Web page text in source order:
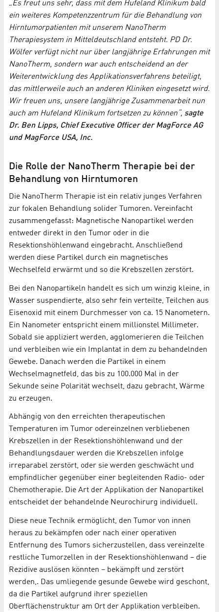
„Es freut uns sehr, dass mit dem Hufeland Klinikum bald
ein weiteres Kompetenzzentrum für die Behandlung von
Hirntumorpatienten mit unserem NanoTherm
Therapiesystem in Mitteldeutschland entsteht. PD Dr.
Wölfer verfügt nicht nur über langjährige Erfahrungen mit
NanoTherm, sondern war auch entscheidend an der
Weiterentwicklung des Applikationsverfahrens beteiligt,
das mittlerweile auch an anderen Kliniken eingesetzt wird.
Wir freuen uns, unsere langjährige Zusammenarbeit nun
auch am Hufeland Klinikum fortsetzen zu können“, sagte
Dr. Ben Lipps, Chief Executive Officer der MagForce AG
und MagForce USA, Inc.
Die Rolle der NanoTherm Therapie bei der
Behandlung von Hirntumoren
Die NanoTherm Therapie ist ein relativ junges Verfahren
zur fokalen Behandlung solider Tumoren. Vereinfacht
zusammengefasst: Magnetische Nanopartikel werden
entweder direkt in den Tumor oder in die
Resektionshöhlenwand eingebracht. Anschließend
werden diese Partikel durch ein magnetisches
Wechselfeld erwärmt und so die Krebszellen zerstört.
Bei den Nanopartikeln handelt es sich um winzig kleine, in
Wasser suspendierte, also sehr fein verteilte, Teilchen aus
Eisenoxid mit einem Durchmesser von ca. 15 Nanometern.
Ein Nanometer entspricht einem millionstel Millimeter.
Sobald sie appliziert werden, agglomerieren die Teilchen
und verbleiben wie ein Implantat in dem zu behandelnden
Gewebe. Danach werden die Partikel in einem
Wechselmagnetfeld, das bis zu 100.000 Mal in der
Sekunde seine Polarität wechselt, dazu gebracht, Wärme
zu erzeugen.
Abhängig von den erreichten therapeutischen
Temperaturen im Tumor odereinzelnen verbliebenen
Krebszellen in der Resektionshöhlenwand und der
Behandlungsdauer werden die Krebszellen infolge
irreparabel zerstört, oder sie werden geschwächt und
empfindlicher gegenüber einer begleitenden Radio- oder
Chemotherapie. Die Art der Applikation der Nanopartikel
entscheidet der behandelnde Neurochirurg individuell.
Diese neue Technik ermöglicht, den Tumor von innen
heraus zu bekämpfen oder nach einer operativen
Entfernung des Tumors sicherzustellen, dass vereinzelte
restliche Tumorzellen in der Resektionshöhlenwand – die
Rezidive auslösen könnten – bekämpft und zerstört
werden,. Das umliegende gesunde Gewebe wird geschont,
da die Partikel aufgrund ihrer speziellen
Oberflächenstruktur am Ort der Applikation verbleiben.